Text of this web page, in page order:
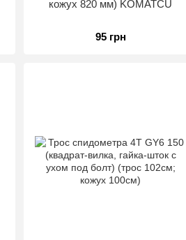
кожух 820 мм) KOMATCU
95 грн